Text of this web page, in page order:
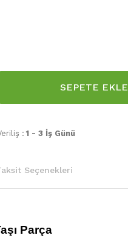
SEPETE EKLE
: 1 - 3 İş Günü
Seçenekleri
Parça